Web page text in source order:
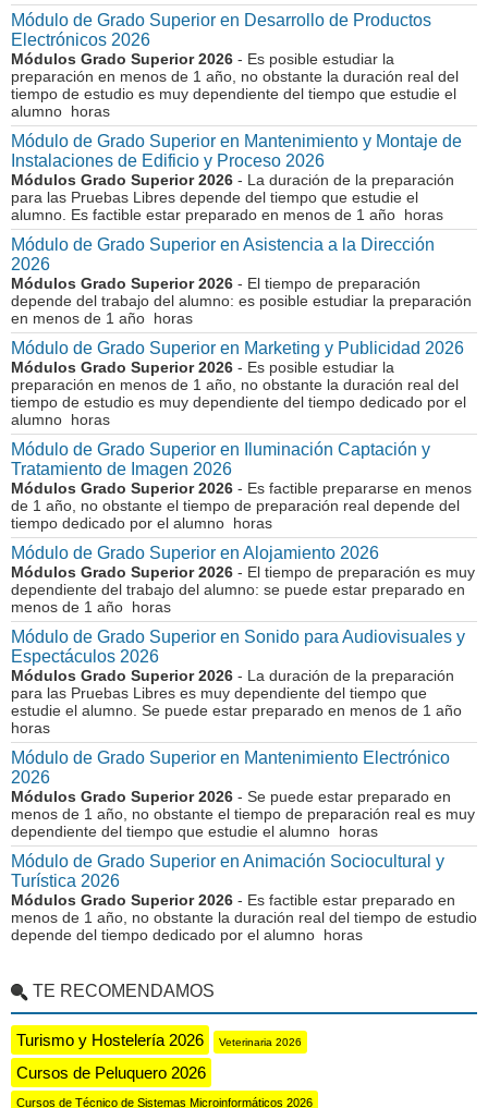
Módulo de Grado Superior en Desarrollo de Productos
Electrónicos 2026
Módulos Grado Superior 2026 - Es posible estudiar la
preparación en menos de 1 año, no obstante la duración real del
tiempo de estudio es muy dependiente del tiempo que estudie el
alumno horas
Módulo de Grado Superior en Mantenimiento y Montaje de
Instalaciones de Edificio y Proceso 2026
Módulos Grado Superior 2026 - La duración de la preparación
para las Pruebas Libres depende del tiempo que estudie el
alumno. Es factible estar preparado en menos de 1 año horas
Módulo de Grado Superior en Asistencia a la Dirección
2026
Módulos Grado Superior 2026 - El tiempo de preparación
depende del trabajo del alumno: es posible estudiar la preparación
en menos de 1 año horas
Módulo de Grado Superior en Marketing y Publicidad 2026
Módulos Grado Superior 2026 - Es posible estudiar la
preparación en menos de 1 año, no obstante la duración real del
tiempo de estudio es muy dependiente del tiempo dedicado por el
alumno horas
Módulo de Grado Superior en Iluminación Captación y
Tratamiento de Imagen 2026
Módulos Grado Superior 2026 - Es factible prepararse en menos
de 1 año, no obstante el tiempo de preparación real depende del
tiempo dedicado por el alumno horas
Módulo de Grado Superior en Alojamiento 2026
Módulos Grado Superior 2026 - El tiempo de preparación es muy
dependiente del trabajo del alumno: se puede estar preparado en
menos de 1 año horas
Módulo de Grado Superior en Sonido para Audiovisuales y
Espectáculos 2026
Módulos Grado Superior 2026 - La duración de la preparación
para las Pruebas Libres es muy dependiente del tiempo que
estudie el alumno. Se puede estar preparado en menos de 1 año
horas
Módulo de Grado Superior en Mantenimiento Electrónico
2026
Módulos Grado Superior 2026 - Se puede estar preparado en
menos de 1 año, no obstante el tiempo de preparación real es muy
dependiente del tiempo que estudie el alumno horas
Módulo de Grado Superior en Animación Sociocultural y
Turística 2026
Módulos Grado Superior 2026 - Es factible estar preparado en
menos de 1 año, no obstante la duración real del tiempo de estudio
depende del tiempo dedicado por el alumno horas
TE RECOMENDAMOS
Turismo y Hostelería 2026 Veterinaria 2026
Cursos de Peluquero 2026
Cursos de Técnico de Sistemas Microinformáticos 2026